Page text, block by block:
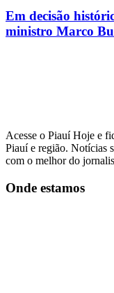
Em decisão
ministro Marco
Acesse o Piauí Hoje e
Piauí e região. Notícias
com o melhor do
Onde estamos